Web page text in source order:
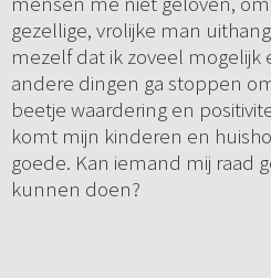
gezellige, vrolijke man
mezelf dat ik zoveel mogelijk
andere dingen ga stoppen
beetje waardering en
komt mijn kinderen en
goede. Kan iemand mij raad
kunnen doen?